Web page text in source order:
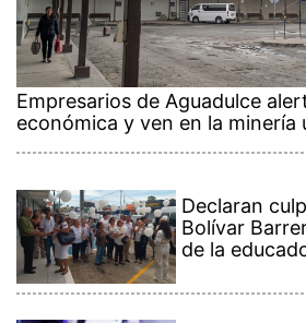
Empresarios de Aguadulce
económica y ven en la minería
Declaran
Bolívar
de la